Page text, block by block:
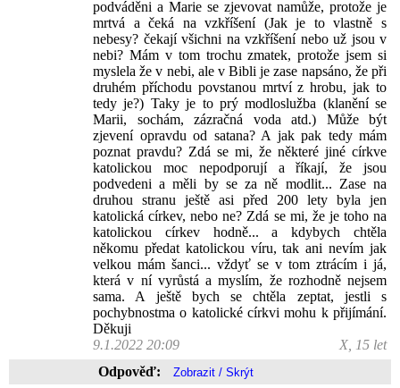
podváděni a Marie se zjevovat namůže, protože je
mrtvá a čeká na vzkříšení (Jak je to vlastně s
nebesy? čekají všichni na vzkříšení nebo už jsou v
nebi? Mám v tom trochu zmatek, protože jsem si
myslela že v nebi, ale v Bibli je zase napsáno, že při
druhém příchodu povstanou mrtví z hrobu, jak to
tedy je?) Taky je to prý modloslužba (klanění se
Marii, sochám, zázračná voda atd.) Může být
zjevení opravdu od satana? A jak pak tedy mám
poznat pravdu? Zdá se mi, že některé jiné církve
katolickou moc nepodporují a říkají, že jsou
podvedeni a měli by se za ně modlit... Zase na
druhou stranu ještě asi před 200 lety byla jen
katolická církev, nebo ne? Zdá se mi, že je toho na
katolickou církev hodně... a kdybych chtěla
někomu předat katolickou víru, tak ani nevím jak
velkou mám šanci... vždyť se v tom ztrácím i já,
která v ní vyrůstá a myslím, že rozhodně nejsem
sama. A ještě bych se chtěla zeptat, jestli s
pochybnostma o katolické církvi mohu k přijímání.
Děkuji
9.1.2022 20:09
X, 15 let
Odpověď: